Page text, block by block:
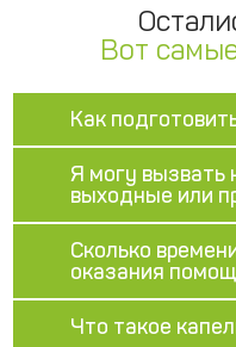
Вот
Как
Я могу вызвать
выходные или
Сколько
оказания
Что такое